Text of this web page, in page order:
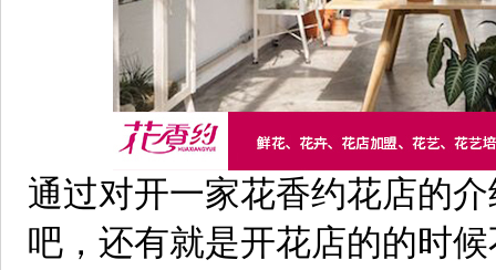
通过对开一家花香约花店的
吧，还有就是开花店的的时